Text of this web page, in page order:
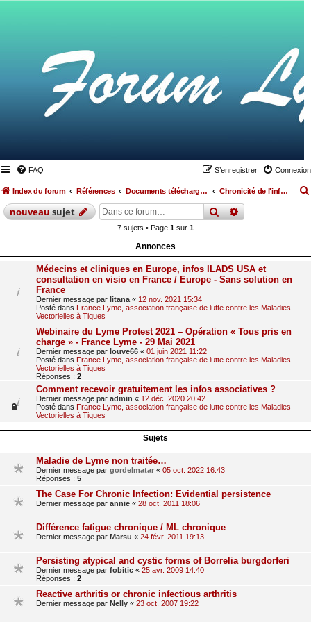
FAQ Connexion
S’enregistrer
Index du forum Références Documents téléchargeables Chronicité de l'infection
nouveausujet rechercher
recherche
7 sujets • Page 1 sur 1
Annonces
Médecins et cliniques en Europe, infos ILADS USA et
consultation en visio en France / Europe - Sans solution en
France
Dernier message par litana « 12 nov. 2021 15:34
Posté dans France Lyme, association française de lutte contre les Maladies
Vectorielles à Tiques
Webinaire du Lyme Protest 2021 – Opération « Tous pris en
charge » - France Lyme - 29 Mai 2021
Dernier message par louve66 « 01 juin 2021 11:22
Posté dans France Lyme, association française de lutte contre les Maladies
Vectorielles à Tiques
Réponses : 2
Comment recevoir gratuitement les infos associatives ?
Dernier message par admin « 12 déc. 2020 20:42
Posté dans France Lyme, association française de lutte contre les Maladies
Vectorielles à Tiques
Sujets
Maladie de Lyme non traitée…
Dernier message par gordelmatar « 05 oct. 2022 16:43
Réponses : 5
The Case For Chronic Infection: Evidential persistence
Dernier message par annie « 28 oct. 2011 18:06
Différence fatigue chronique / ML chronique
Dernier message par Marsu « 24 févr. 2011 19:13
Persisting atypical and cystic forms of Borrelia burgdorferi
Dernier message par fobitic « 25 avr. 2009 14:40
Réponses : 2
Reactive arthritis or chronic infectious arthritis
Dernier message par Nelly « 23 oct. 2007 19:22